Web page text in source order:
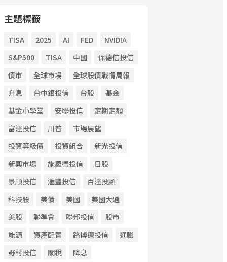
主題標籤
TISA 2025 AI FED
NVIDIA
S&P500
TISA 中國
保德信投信
債市
全球市場
全球股債戰情周報
升息
台中銀投信 台股
基金
基金小學堂
安聯投信
定期定額
富達投信
川普
市場展望
投資等級債
投資組合
新光投信
新興市場
施羅德投信
日股
景順投信
滙豐投信
百達投顧
科技股
美債 美國
美國大選
美股
聯準會 聯邦投信
股市
能源
資產配置 路博邁投信
通膨
野村投信
關稅 降息